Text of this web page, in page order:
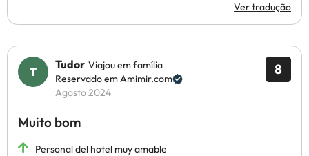
Ver tradução
8
Tudor Viajou em família
Reservado em Amimir.com
Agosto 2024
Muito bom
Personal del hotel muy amable